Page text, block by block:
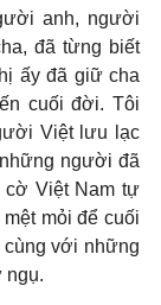
anh, người
đã từng biết
ấy đã giữ cha
cuối đời. Tôi
Việt lưu lạc
người đã
cờ Việt Nam tự
mỏi để cuối
với những
ngụ.